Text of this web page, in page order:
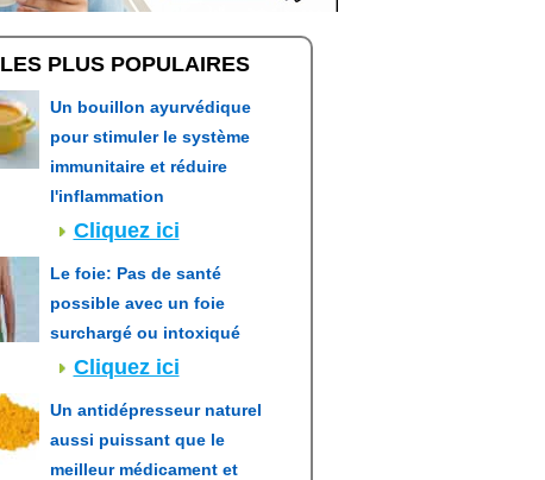
LES PLUS POPULAIRES
Un bouillon ayurvédique
pour stimuler le système
immunitaire et réduire
l'inflammation
Cliquez ici
Le foie: Pas de santé
possible avec un foie
surchargé ou intoxiqué
Cliquez ici
Un antidépresseur naturel
aussi puissant que le
meilleur médicament et